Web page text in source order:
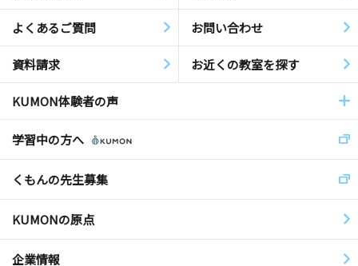
よくあるご質問 お問い合わせ
資料請求 お近くの教室を探す
KUMON体験者の声
学習中の方へ
くもんの先生募集
KUMONの原点
企業情報